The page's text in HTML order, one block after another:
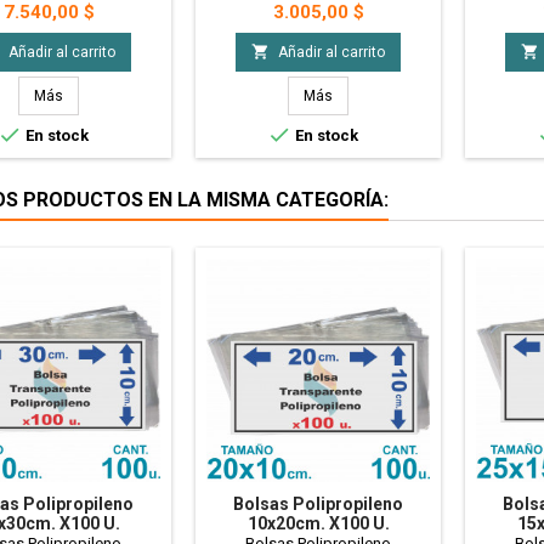
Ideales
Packaging,
Presentaciones,
de todo tipo y
cosas de tamaño
(22x35cm) x100 u.
Precio
7.540,00 $
Añadir al carrito
Más
 En stock
utilidades,economicas,
impermeables. Ideales
para Embalaje, Packaging,
Regalos, Presentaciones,
Mercaderia de todo tipo y
demas cosas de tamaño
medio. (15x30cm) x100 u.
Precio
3.005,00 $
 Añadir al carrito
Más
 En stock
para

PRODUCTOS EN LA MISMA CATEGORÍA:
Polipropileno
X100 U.
Bolsas Polipropileno
10x20cm. X100 U.